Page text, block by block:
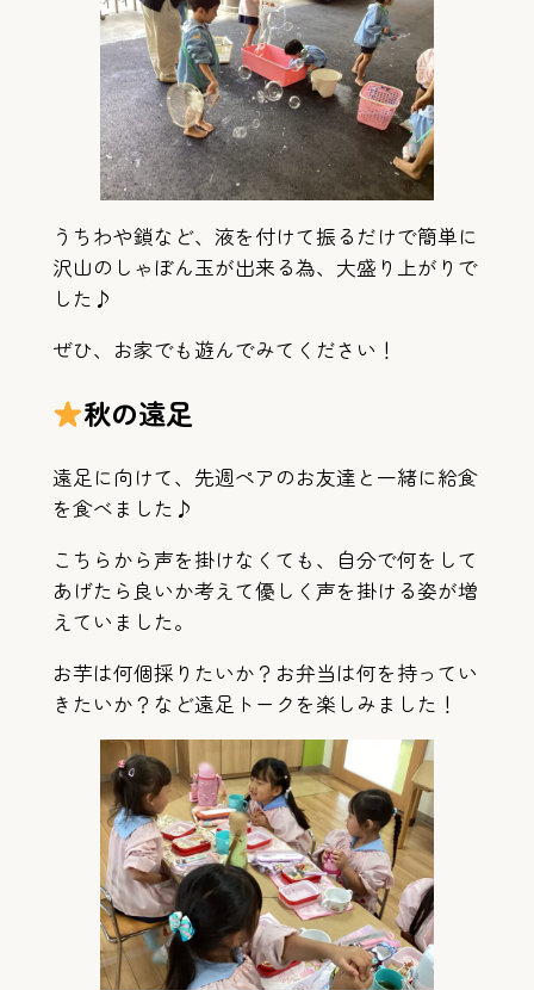
うちわや鎖など、液を付けて振るだけで簡単に
沢山のしゃぼん玉が出来る為、大盛り上がりで
した♪
ぜひ、お家でも遊んでみてください！
秋の遠足
遠足に向けて、先週ペアのお友達と一緒に給食
を食べました♪
こちらから声を掛けなくても、自分で何をして
あげたら良いか考えて優しく声を掛ける姿が増
えていました。
お芋は何個採りたいか？お弁当は何を持ってい
きたいか？など遠足トークを楽しみました！